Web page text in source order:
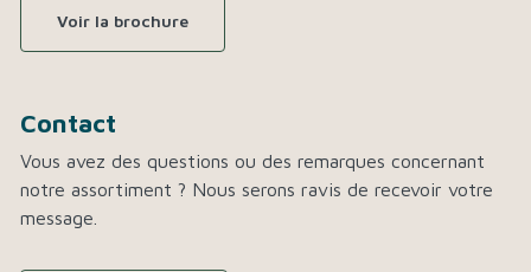
Voir la brochure
Contact
Vous avez des questions ou des remarques concernant
notre assortiment ? Nous serons ravis de recevoir votre
message.